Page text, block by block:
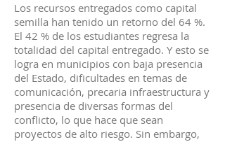
Los recursos entregados como capital
semilla han tenido un retorno del 64 %.
El 42 % de los estudiantes regresa la
totalidad del capital entregado. Y esto se
logra en municipios con baja presencia
del Estado, dificultades en temas de
comunicación, precaria infraestructura y
presencia de diversas formas del
conflicto, lo que hace que sean
proyectos de alto riesgo. Sin embargo,